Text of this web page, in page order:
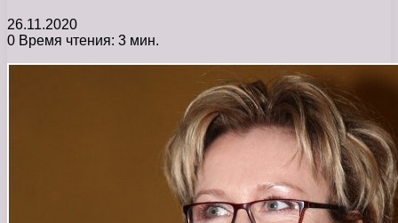
26.11.2020
0 Время чтения: 3 мин.